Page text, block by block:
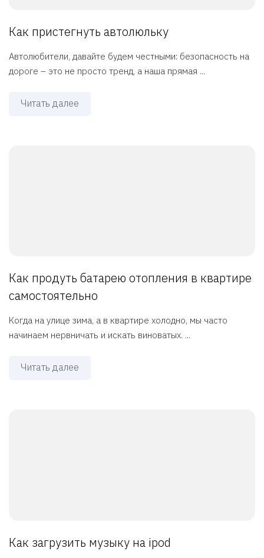
Как пристегнуть автолюльку
Автолюбители, давайте будем честными: безопасность на
дороге – это не просто тренд, а наша прямая ...
Читать далее
Как продуть батарею отопления в квартире
самостоятельно
Когда на улице зима, а в квартире холодно, мы часто
начинаем нервничать и искать виноватых. ...
Читать далее
Как загрузить музыку на ipod